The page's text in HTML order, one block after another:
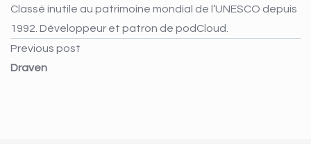
Classé inutile au patrimoine mondial de l’UNESCO depuis
1992. Développeur et patron de podCloud.
Previous post
Draven